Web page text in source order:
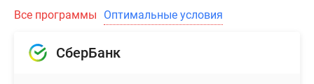
Все программы Оптимальные условия
СберБанк